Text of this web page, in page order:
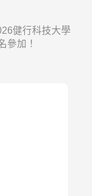
健行科技大學
參加！